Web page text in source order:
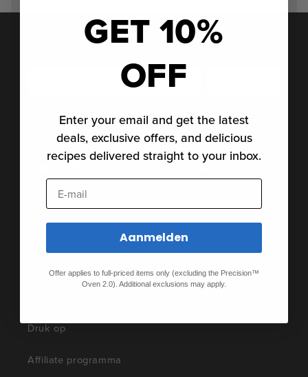
Word lid van de Anova Food Nerd-familie
speciale aanbiedingen.
Over
Druk op
Affiliate programma
GET 10%
OFF
Enter your email and get the latest
deals, exclusive offers, and delicious
recipes delivered straight to your inbox.
E-mail
Aanmelden
Offer applies to full-priced items only (excluding the Precision™
Oven 2.0). Additional exclusions may apply.